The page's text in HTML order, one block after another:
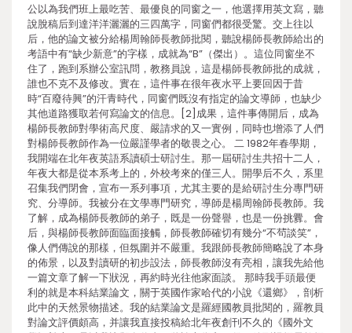
公以為我們班上最吃苦、最優良的同窗之一，他選擇用英文寫，聽
說脫稿后到達洋洋灑灑的三四萬字，同窗們都很受驚。交上往以
后，他的論文被分給楊周翰師長教師批閱，聽說楊師長教師給出的
考語中有“缺少新意”的字樣，成就為“B”（傑出）。這位同窗坐不
住了，跑到系辦公室訊問，教務員說，這是楊師長教師批的成就，
誰也不克不及修改。實在，這件事在很年夜水平上要回因于昔
時“百廢待興”的汗青時代，同窗們既沒有指定的論文導師，也缺少
其他道路獲取若何寫論文的信息。[2]成果，這件事傳開后，成為
楊師長教師對學術高尺度、嚴請求的又一實例，同時也增添了人們
對楊師長教師作為一位嚴謹學者的敬畏之心。 二 1982年春學期，
我開端在北年夜英語系讀碩士研討生。那一屆研討生共招十二人，
年夜大都是從本系考上的，外校考來的僅三人。開學后不久，系里
召集我們閉會，宣布一系列事項，尤其主要的是給研討生分專門研
究、分導師。我被分在文學專門研究，導師是楊周翰師長教師。我
了解，成為楊師長教師的弟子，既是一份聲譽，也是一份挑釁。會
后，與楊師長教師面臨面接觸，師長教師確切有幾分“不茍談笑”，
像人們傳說的那樣，但氛圍并不嚴重。我跟師長教師簡略說了本身
的佈景，以及對讀研的初步設法，師長教師沒有亮相，讓我先給他
一篇文章了解一下狀況，再約時光往他家面談。 那時我手頭最便
利的就是本科結業論文，關于英國作家哈代的小說《還鄉》，剖析
此中的天然景物描述。我的結業論文是羅經國教員批閱的，羅教員
對論文評價頗高，并讓我直接投稿給北年夜創刊不久的《國外文